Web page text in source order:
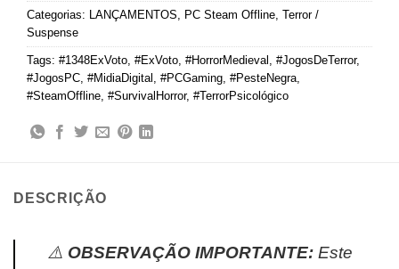
Categorias: LANÇAMENTOS PC Steam Offline Terror /
Suspense
Tags: #1348ExVoto #ExVoto #HorrorMedieval #JogosDeTerror,
#JogosPC #MidiaDigital #PCGaming #PesteNegra
#SteamOffline #SurvivalHorror, #TerrorPsicológico
DESCRIÇÃO
⚠️ OBSERVAÇÃO IMPORTANTE: Este